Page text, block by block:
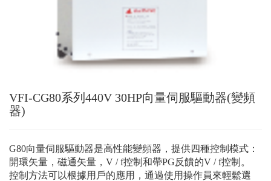
VFI-CG80系列440V 30HP向量伺服驅動器(變頻
器)
G80向量伺服驅動器是高性能變頻器，提供四種控制模式：
開環矢量，磁通矢量，V / f控制和帶PG反饋的V / f控制。
控制方法可以根據用戶的應用，通過使用操作員來輕鬆選